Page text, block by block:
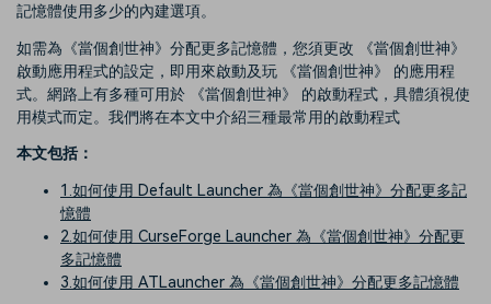
記憶體使用多少的內建選項。
如需為《當個創世神》分配更多記憶體，您須更改 《當個創世神》
啟動應用程式的設定，即用來啟動及玩 《當個創世神》 的應用程
式。網路上有多種可用於 《當個創世神》 的啟動程式，具體須視使
用模式而定。我們將在本文中介紹三種最常用的啟動程式
本文包括：
1.如何使用 Default Launcher 為《當個創世神》分配更多記
憶體
2.如何使用 CurseForge Launcher 為《當個創世神》分配更
多記憶體
3.如何使用 ATLauncher 為《當個創世神》分配更多記憶體